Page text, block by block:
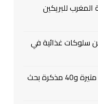
للبريكين
سلوكات غذائية في
سقوط (الإمبراطور) بعد مطاردة متيرة و40 مذكرة بحث